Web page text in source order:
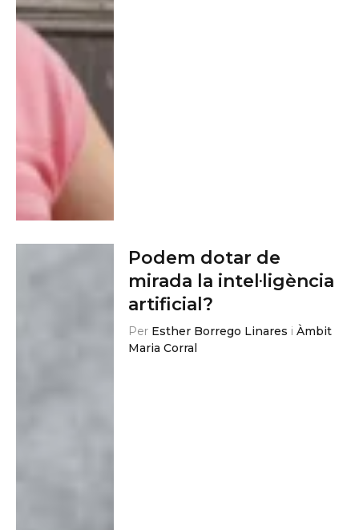
Podem dotar de
mirada la intel·ligència
artificial?
Per Esther Borrego Linares iÀmbit
Maria Corral